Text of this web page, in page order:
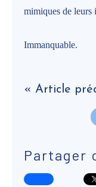
mimiques de leurs
Immanquable.
« Article
Partager